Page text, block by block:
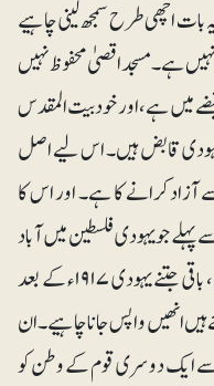
بات اچھی طرح سمجھ لینی چاہیے
ہے۔ مسجداقصیٰ محفوظ نہیں
میں ہے، اور خود بیت المقدس
قابض ہیں۔ اس لیے اصل
آزاد کرانے کا ہے۔ اور اس کا
جو یہودی فلسطین میں آباد
تھے صرف وہی وہاں رہنے کا حق رکھتے ہیں، باقی جتنے یہودی ۱۹۱۷ء کے بعد
انھیں واپس جانا چاہیے۔ ان
ایک دوسری قوم کے وطن کو